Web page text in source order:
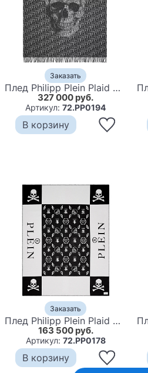
Заказать
Плед Philipp Plein Plaid Cashmere Plein
327 000 руб.
Артикул:72.PP0194
В корзину
Заказать
Плед Philipp Plein Plaid Cashmere Skull
163 500 руб.
Артикул: 72.PP0178
В корзину